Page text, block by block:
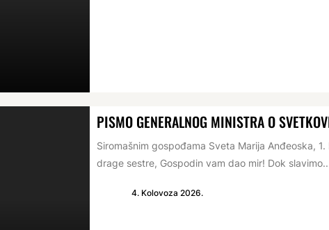
PISMO GENERALNOG MINISTRA O
Siromašnim gospođama Sveta Marija Anđeoska,
drage sestre, Gospodin vam dao mir! Dok
4. Kolovoza 2026.